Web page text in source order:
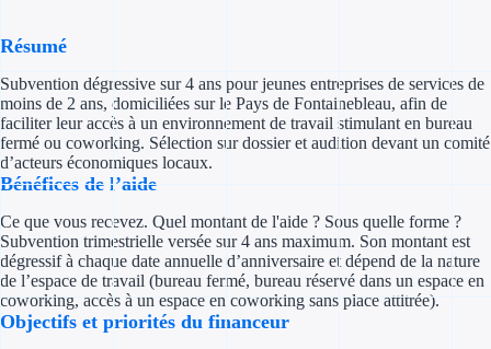
Aides sans
Réduction des
Résumé
Subvention dégressive sur 4 ans pour jeunes entreprises de services de
moins de 2 ans, domiciliées sur le Pays de Fontainebleau, afin de
faciliter leur accès à un environnement de travail stimulant en bureau
fermé ou coworking. Sélection sur dossier et audition devant un comité
d’acteurs économiques locaux.
Bénéfices de l’aide
Ce que vous recevez. Quel montant de l'aide ? Sous quelle forme ?
Subvention trimestrielle versée sur 4 ans maximum. Son montant est
dégressif à chaque date annuelle d’anniversaire et dépend de la nature
de l’espace de travail (bureau fermé, bureau réservé dans un espace en
coworking, accès à un espace en coworking sans place attitrée).
Objectifs et priorités du financeur